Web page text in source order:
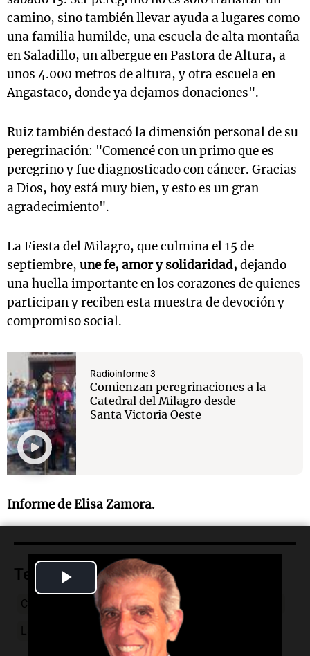
Play
Video
camino, sino también llevar ayuda a lugares como
una familia humilde, una escuela de alta montaña
en Saladillo, un albergue en Pastora de Altura, a
unos 4.000 metros de altura, y otra escuela en
Angastaco, donde ya dejamos donaciones".
Ruiz también destacó la dimensión personal de su
peregrinación: "Comencé con un primo que es
peregrino y fue diagnosticado con cáncer. Gracias
a Dios, hoy está muy bien, y esto es un gran
agradecimiento".
La Fiesta del Milagro, que culmina el 15 de
septiembre, une fe, amor y solidaridad, dejando
una huella importante en los corazones de quienes
participan y reciben esta muestra de devoción y
compromiso social.
Radioinforme 3
Comienzan peregrinaciones a la
Catedral del Milagro desde
Santa Victoria Oeste
Informe de Elisa Zamora.
Temas
Catedral del Milagro Salta Peregrinación
La buena noticia del día